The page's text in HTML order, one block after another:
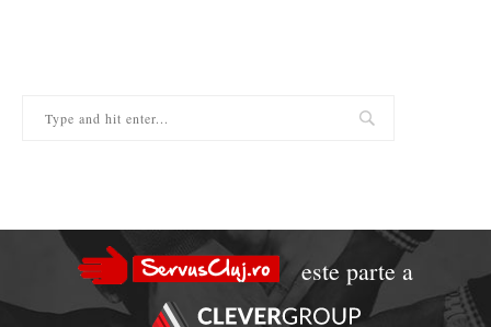
este parte a